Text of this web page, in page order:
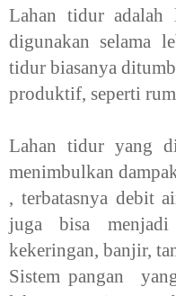
Lahan tidur adalah
digunakan selama
tidur biasanya
produktif, seperti
Lahan tidur yang
menimbulkan
, terbatasnya debit
juga bisa menjadi
kekeringan, banjir,
Sistem pangan